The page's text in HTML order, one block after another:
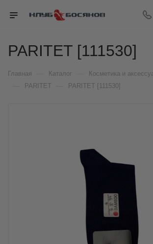
PARITET [111530]
Главная Каталог Косметика и
PARITET PARITET [111530]